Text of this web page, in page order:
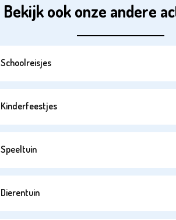
Bekijk ook onze andere
Schoolreisjes
Kinderfeestjes
Speeltuin
Dierentuin